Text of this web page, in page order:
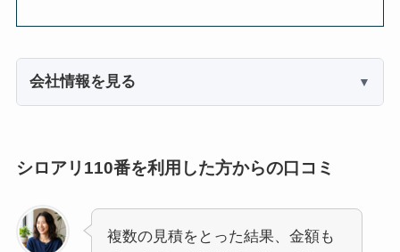
会社情報を見る
シロアリ110番を利用した方からの口コミ
複数の見積をとった結果、金額も